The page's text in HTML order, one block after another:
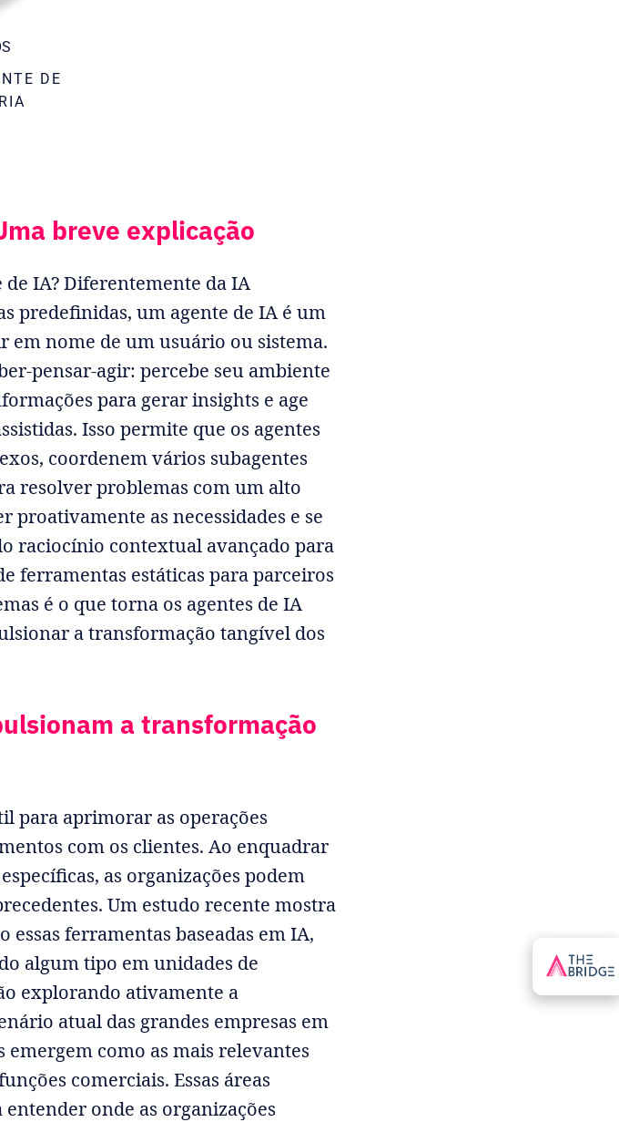
DE
breve explicação
IA? Diferentemente da IA
predefinidas, um agente de IA é um
em nome de um usuário ou sistema.
pensar-agir: percebe seu ambiente
para gerar insights e age
Isso permite que os agentes
coordenem vários subagentes
resolver problemas com um alto
proativamente as necessidades e se
raciocínio contextual avançado para
ferramentas estáticas para parceiros
é o que torna os agentes de IA
a transformação tangível dos
a transformação
para aprimorar as operações
com os clientes. Ao enquadrar
as organizações podem
Um estudo recente mostra
ferramentas baseadas em IA,
algum tipo em unidades de
explorando ativamente a
atual das grandes empresas em
como as mais relevantes
comerciais. Essas áreas
onde as organizações